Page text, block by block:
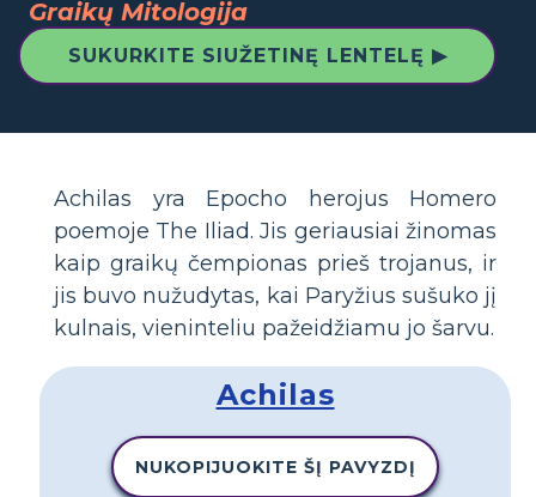
Graikų Mitologija
SUKURKITE SIUŽETINĘ LENTELĘ ▶
Achilas yra Epocho herojus Homero
poemoje The Iliad. Jis geriausiai žinomas
kaip graikų čempionas prieš trojanus, ir
jis buvo nužudytas, kai Paryžius sušuko jį
kulnais, vieninteliu pažeidžiamu jo šarvu.
Achilas
NUKOPIJUOKITE ŠĮ PAVYZDĮ